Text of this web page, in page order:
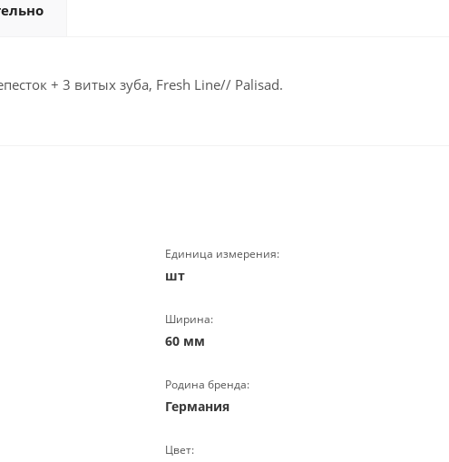
+ 3 витых зуба, Fresh Line// Palisad.
Единица измерения:
шт
Ширина:
60 мм
Родина бренда:
Германия
Цвет: